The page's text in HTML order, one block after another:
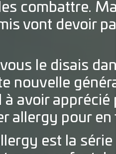
combattre.
vont devoir
le disais
nouvelle
à avoir
allergy pour en
est la